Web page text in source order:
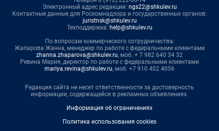
Электронный адрес редакции: ngs22@shkulev.ru
Контактные данные для Роскомнадзора и государственных органов:
juristnsk@shkulev.ru
Техподдержка: help@shkulev.ru
По вопросам коммерческого сотрудничества:
Жапарова Жанна, менеджер по работе с федеральными клиентами
zhanna.zhaparova@shkulev.ru, моб. + 7 982 640 34 32
Ревина Мария, директор по работе с федеральными клиентами
mariya.revina@shkulev.ru, моб. +7 910 402 4056
Редакция сайта не несет ответственности за достоверность
информации, содержащейся в рекламных объявлениях.
Информация об ограничениях
Политика использования cookies